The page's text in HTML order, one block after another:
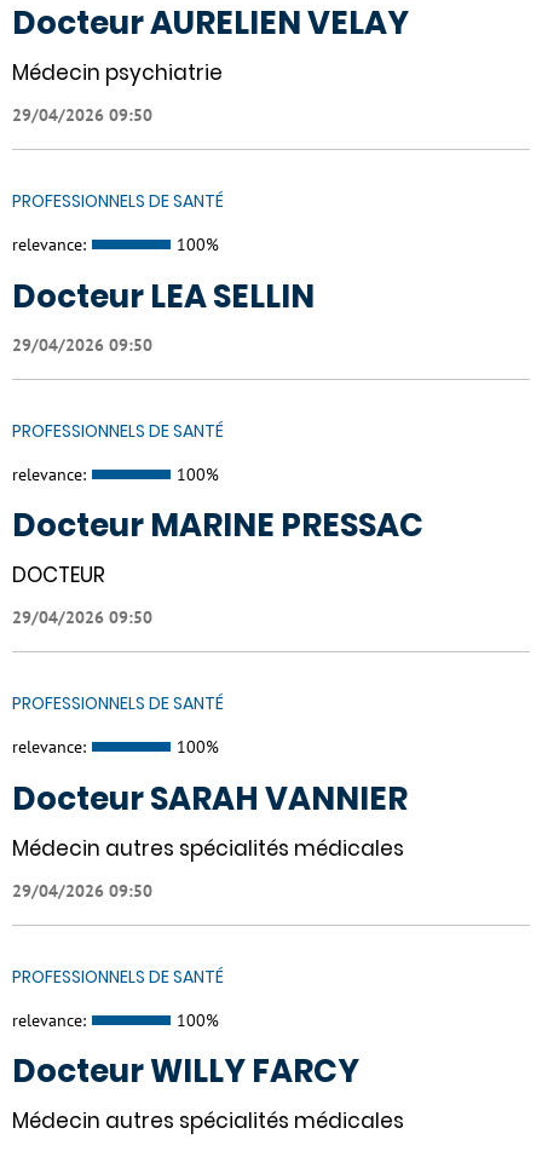
Docteur AURELIEN VELAY
Médecin psychiatrie
29/04/2026 09:50
PROFESSIONNELS DE SANTÉ
relevance: 100%
Docteur LEA SELLIN
29/04/2026 09:50
PROFESSIONNELS DE SANTÉ
relevance: 100%
Docteur MARINE PRESSAC
DOCTEUR
29/04/2026 09:50
PROFESSIONNELS DE SANTÉ
relevance: 100%
Docteur SARAH VANNIER
Médecin autres spécialités médicales
29/04/2026 09:50
PROFESSIONNELS DE SANTÉ
relevance: 100%
Docteur WILLY FARCY
Médecin autres spécialités médicales